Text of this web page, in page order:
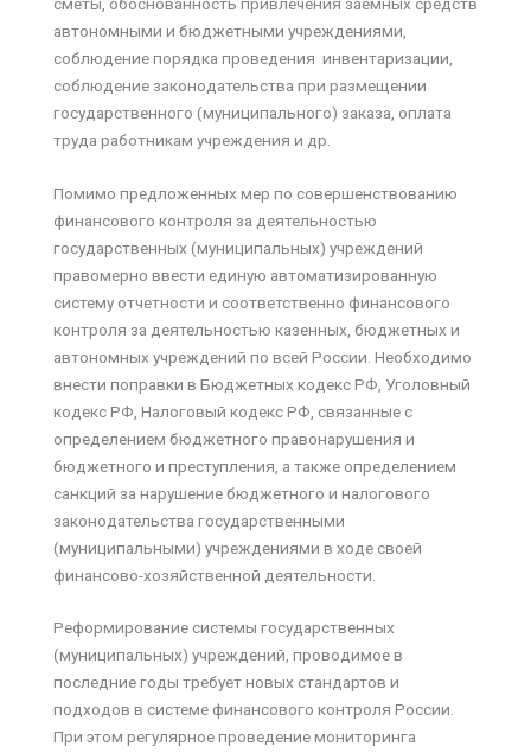
автономными и бюджетными учреждениями,
соблюдение порядка проведения инвентаризации,
соблюдение законодательства при размещении
государственного (муниципального) заказа, оплата
труда работникам учреждения и др.
Помимо предложенных мер по совершенствованию
финансового контроля за деятельностью
государственных (муниципальных) учреждений
правомерно ввести единую автоматизированную
систему отчетности и соответственно финансового
контроля за деятельностью казенных, бюджетных и
автономных учреждений по всей России. Необходимо
внести поправки в Бюджетных кодекс РФ, Уголовный
кодекс РФ, Налоговый кодекс РФ, связанные с
определением бюджетного правонарушения и
бюджетного и преступления, а также определением
санкций за нарушение бюджетного и налогового
законодательства государственными
(муниципальными) учреждениями в ходе своей
финансово-хозяйственной деятельности.
Реформирование системы государственных
(муниципальных) учреждений, проводимое в
последние годы требует новых стандартов и
подходов в системе финансового контроля России.
При этом регулярное проведение мониторинга